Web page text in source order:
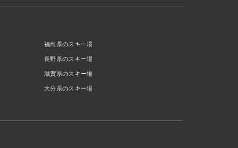
福島県のスキー場
長野県のスキー場
滋賀県のスキー場
大分県のスキー場